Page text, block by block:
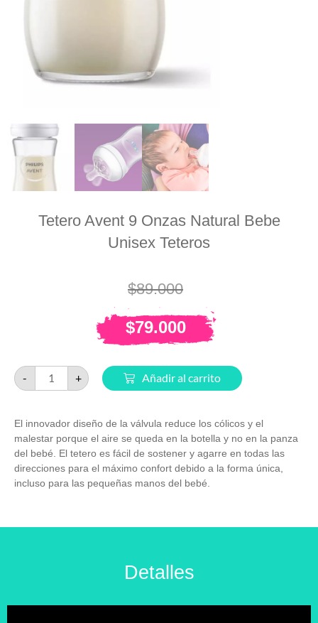
Tetero Avent 9 Onzas Natural Bebe
Unisex Teteros
$89.000
$79.000
- + Añadir al carrito
El innovador diseño de la válvula reduce los cólicos y el
malestar porque el aire se queda en la botella y no en la panza
del bebé. El tetero es fácil de sostener y agarre en todas las
direcciones para el máximo confort debido a la forma única,
incluso para las pequeñas manos del bebé.
Detalles